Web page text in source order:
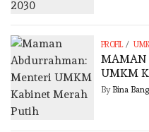
PROFIL /
MAMAN
UMKM
By Bina